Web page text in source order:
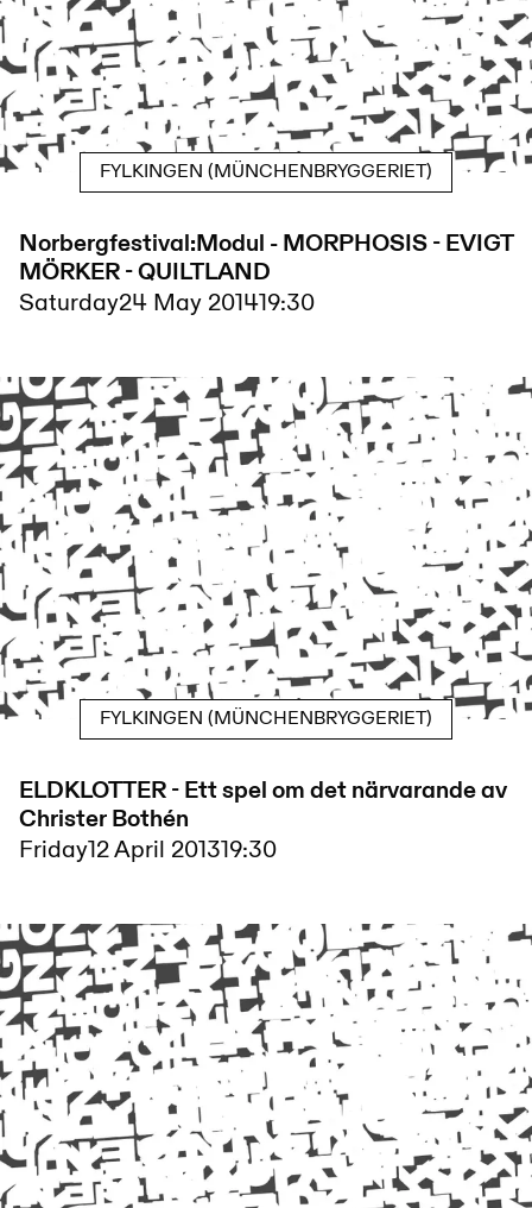
FYLKINGEN (MÜNCHENBRYGGERIET)
Norbergfestival:Modul - MORPHOSIS - EVIGT
MÖRKER - QUILTLAND
Saturday24 May 201419:30
FYLKINGEN (MÜNCHENBRYGGERIET)
ELDKLOTTER - Ett spel om det närvarande av
Christer Bothén
Friday12 April 201319:30